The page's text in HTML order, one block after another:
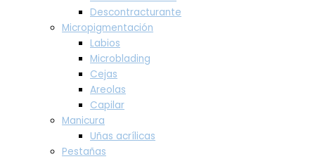
Descontracturante
Micropigmentación
Labios
Microblading
Cejas
Areolas
Capilar
Manicura
Uñas acrílicas
Pestañas